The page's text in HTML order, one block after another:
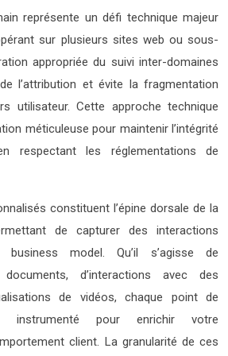
représente un défi technique majeur
sur plusieurs sites web ou sous-
appropriée du suivi inter-domaines
l’attribution et évite la fragmentation
utilisateur. Cette approche technique
méticuleuse pour maintenir l’intégrité
respectant les réglementations de
constituent l’épine dorsale de la
de capturer des interactions
model. Qu’il s’agisse de
d’interactions avec des
de vidéos, chaque point de
pour enrichir votre
client. La granularité de ces